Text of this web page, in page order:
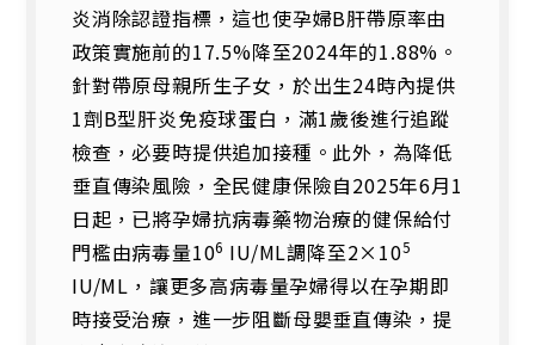
炎消除認證指標，這也使孕婦B肝帶原率由
政策實施前的17.5%降至2024年的1.88%。
針對帶原母親所生子女，於出生24時內提供
1劑B型肝炎免疫球蛋白，滿1歲後進行追蹤
檢查，必要時提供追加接種。此外，為降低
垂直傳染風險，全民健康保險自2025年6月1
日起，已將孕婦抗病毒藥物治療的健保給付
門檻由病毒量106 IU/ML調降至2×105
IU/ML，讓更多高病毒量孕婦得以在孕期即
時接受治療，進一步阻斷母嬰垂直傳染，提